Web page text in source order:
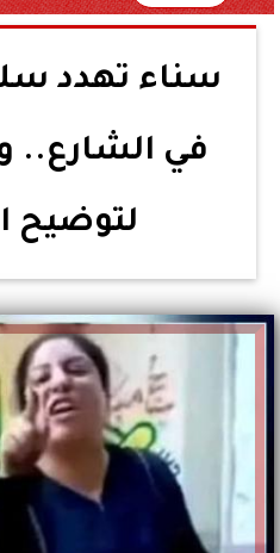
سناء تهدد
في الشارع..
لتوضيح